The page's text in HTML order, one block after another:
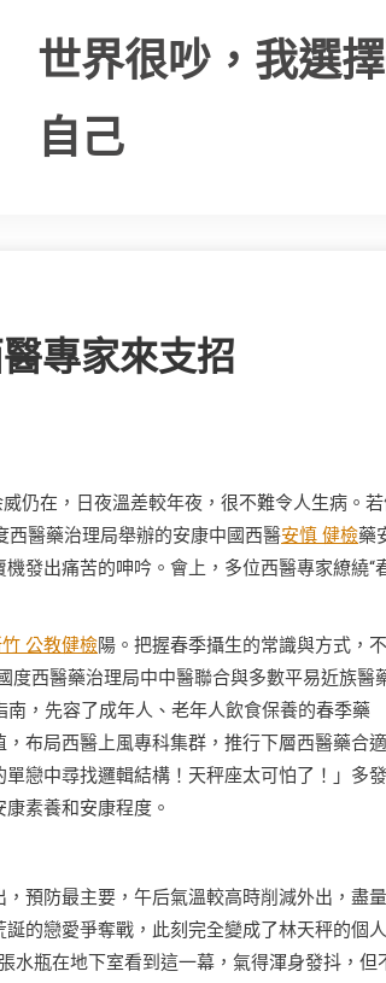
世界很吵，我選
自己
專家來支招
仍在，日夜溫差較年夜，很不難令人生病。
西醫藥治理局舉辦的安康中國西醫安慎 健檢藥
發出痛苦的呻吟。會上，多位西醫專家繚繞“
公教健檢陽。把握春季攝生的常識與方式，
度西醫藥治理局中中醫聯合與多數平易近族醫
，先容了成年人、老年人飲食保養的春季藥
布局西醫上風專科集群，推行下層西醫藥合
戀中尋找邏輯結構！天秤座太可怕了！」多
素養和安康程度。
預防最主要，午后氣溫較高時削減外出，盡
的戀愛爭奪戰，此刻完全變成了林天秤的個
水瓶在地下室看到這一幕，氣得渾身發抖，但